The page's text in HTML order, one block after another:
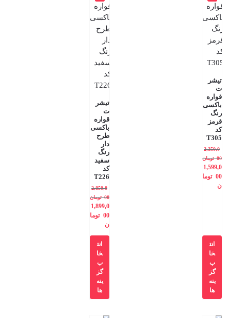
تیشر
ت
قواره
باکسی
رنگ
قرمز
کد
T305
2,350,0
00 تومان
1,599,0
00 توما
ن
انت
خا
ب
گز
ینه
ها
تیشر
ت
قواره
باکسی
طرح
دار
رنگ
سفید
کد
T226
2,850,0
00 تومان
1,899,0
00 توما
ن
انت
خا
ب
گز
ینه
ها